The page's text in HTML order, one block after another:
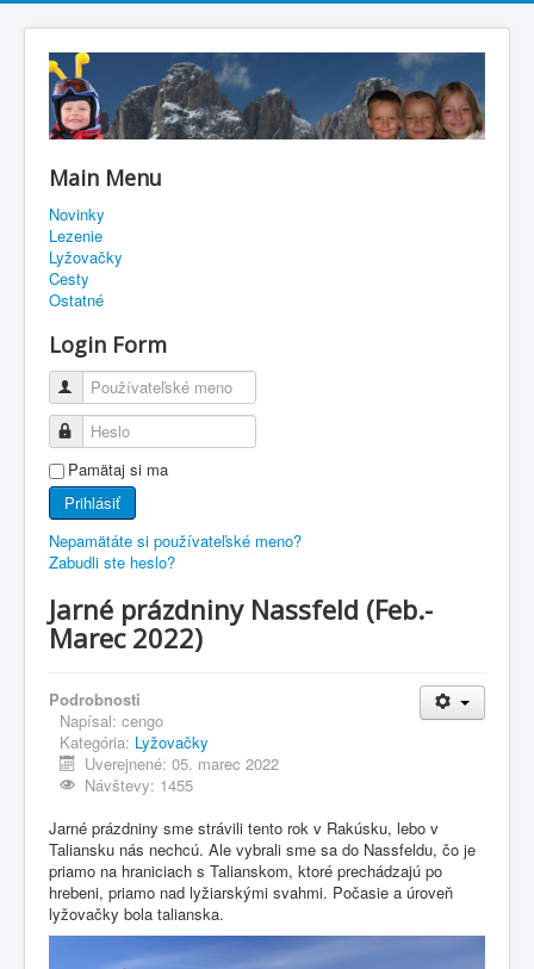
Main Menu
Novinky
Lezenie
Lyžovačky
Cesty
Ostatné
Login Form
Používateľské meno
Heslo
Pamätaj si ma
Prihlásiť
Nepamätáte si používateľské meno?
Zabudli ste heslo?
Jarné prázdniny Nassfeld (Feb.-
Marec 2022)
Podrobnosti
Napísal: cengo
Kategória: Lyžovačky
Uverejnené: 05. marec 2022
Návštevy: 1455
Jarné prázdniny sme strávili tento rok v Rakúsku, lebo v
Taliansku nás nechcú. Ale vybrali sme sa do Nassfeldu, čo je
priamo na hraniciach s Talianskom, ktoré prechádzajú po
hrebeni, priamo nad lyžiarskými svahmi. Počasie a úroveň
lyžovačky bola talianska.